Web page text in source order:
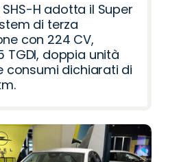
H adotta il Super
di terza
con 224 CV,
TGDI, doppia unità
consumi dichiarati di